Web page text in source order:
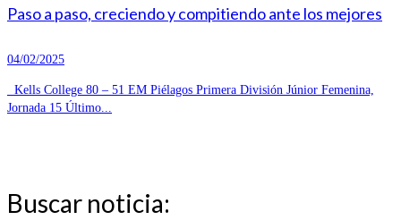
Paso a paso, creciendo y compitiendo ante los mejores
04/02/2025
Kells College 80 – 51 EM Piélagos Primera División Júnior Femenina,
Jornada 15 Último...
Buscar noticia: